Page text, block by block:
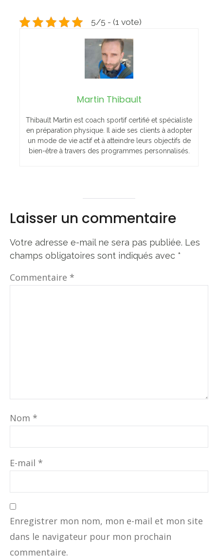
5/5 - (1 vote)
Martin Thibault
Thibault Martin est coach sportif certifié et spécialiste
en préparation physique. Il aide ses clients à adopter
un mode de vie actif et à atteindre leurs objectifs de
bien-être à travers des programmes personnalisés.
Laisser un commentaire
Votre adresse e-mail ne sera pas publiée. Les
champs obligatoires sont indiqués avec *
Commentaire *
Nom *
E-mail *
Enregistrer mon nom, mon e-mail et mon site
dans le navigateur pour mon prochain
commentaire.